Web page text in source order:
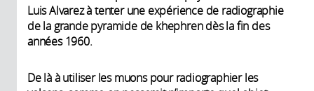
Luis Alvarez à tenter une expérience de radiographie
de la grande pyramide de khephren dès la fin des
années 1960.
De là à utiliser les muons pour radiographier les